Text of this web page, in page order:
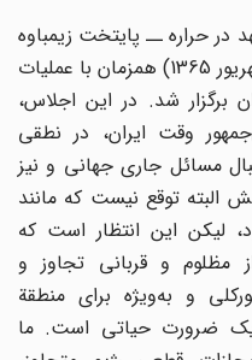
ــ پایتخت زیمباوه
ــ از اول تا ششم سپتامبر 1986 (شهریور 1365) همزمان با عملیات
ایران برگزار شد. در این اجلاس،
وقت ایران، در نطقی
مسائل جاری جهانی و نیز
توقع نیست که مانند
این انتظار است که
و قربانی تجاوز و
و به‌ویژه برای منطقة
حیاتی است. ما